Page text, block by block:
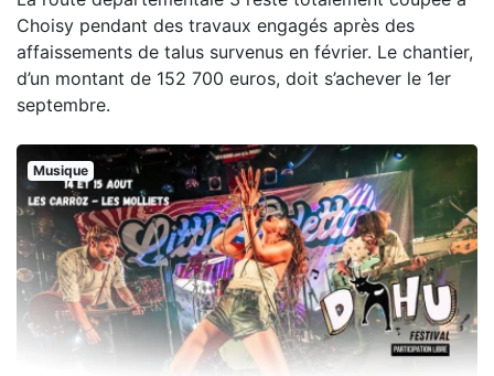
Choisy pendant des travaux engagés après des
affaissements de talus survenus en février. Le chantier,
d’un montant de 152 700 euros, doit s’achever le 1er
septembre.
Musique